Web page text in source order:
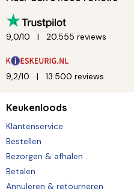
9,0/10 20.555 reviews
9,2/10 13.500 reviews
Keukenloods
Klantenservice
Bestellen
Bezorgen & afhalen
Betalen
Annuleren & retourneren